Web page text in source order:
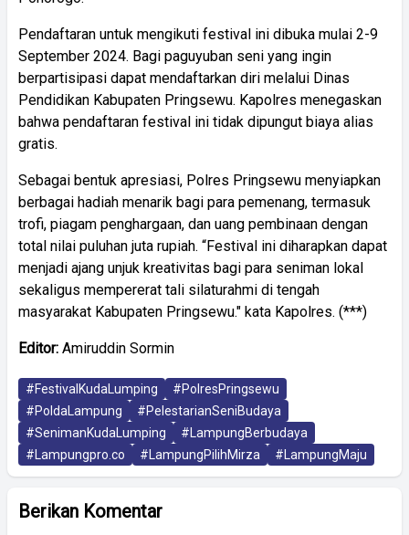
Pendaftaran untuk mengikuti festival ini dibuka mulai 2-9
September 2024. Bagi paguyuban seni yang ingin
berpartisipasi dapat mendaftarkan diri melalui Dinas
Pendidikan Kabupaten Pringsewu. Kapolres menegaskan
bahwa pendaftaran festival ini tidak dipungut biaya alias
gratis.
Sebagai bentuk apresiasi, Polres Pringsewu menyiapkan
berbagai hadiah menarik bagi para pemenang, termasuk
trofi, piagam penghargaan, dan uang pembinaan dengan
total nilai puluhan juta rupiah. “Festival ini diharapkan dapat
menjadi ajang unjuk kreativitas bagi para seniman lokal
sekaligus mempererat tali silaturahmi di tengah
masyarakat Kabupaten Pringsewu." kata Kapolres. (***)
Editor: Amiruddin Sormin
#FestivalKudaLumping
#PolresPringsewu
#PoldaLampung
#PelestarianSeniBudaya
#SenimanKudaLumping
#LampungBerbudaya
#Lampungpro.co
#LampungPilihMirza #LampungMaju
Berikan Komentar